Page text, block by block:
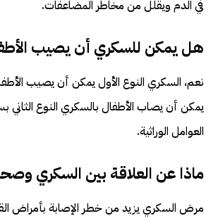
في الدم ويقلل من مخاطر المضاعفات.
هل يمكن للسكري أن يصيب
نعم، السكري النوع الأول يمكن أن يصيب
يمكن أن يصاب الأطفال بالسكري النوع الثاني
العوامل الوراثية.
ماذا عن العلاقة بين السكري
مرض السكري يزيد من خطر الإصابة بأمراض